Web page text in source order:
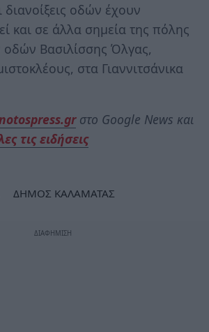
διανοίξεις οδών έχουν
και σε άλλα σημεία της πόλης
Βασιλίσσης Όλγας,
στα Γιαννιτσάνικα
στο Google News και
τις ειδήσεις
ΔΗΜΟΣ ΚΑΛΑΜΑΤΑΣ